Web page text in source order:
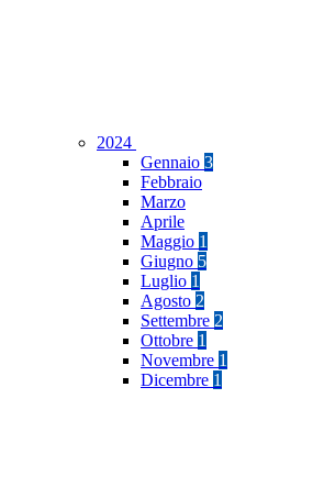
2024
Gennaio 3
Febbraio
Marzo
Aprile
Maggio 1
Giugno 5
Luglio 1
Agosto 2
Settembre 2
Ottobre 1
Novembre 1
Dicembre 1